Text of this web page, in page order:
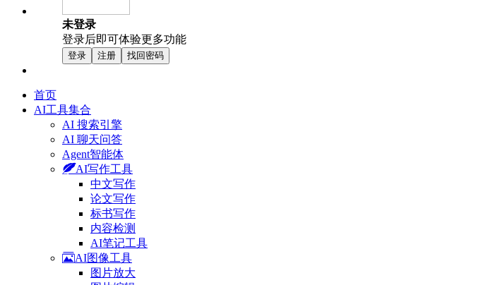
未登录
登录后即可体验更多功能
登录 注册 找回密码
首页
AI工具集合
AI 搜索引擎
AI 聊天问答
Agent智能体
AI写作工具
中文写作
论文写作
标书写作
内容检测
AI笔记工具
AI图像工具
图片放大